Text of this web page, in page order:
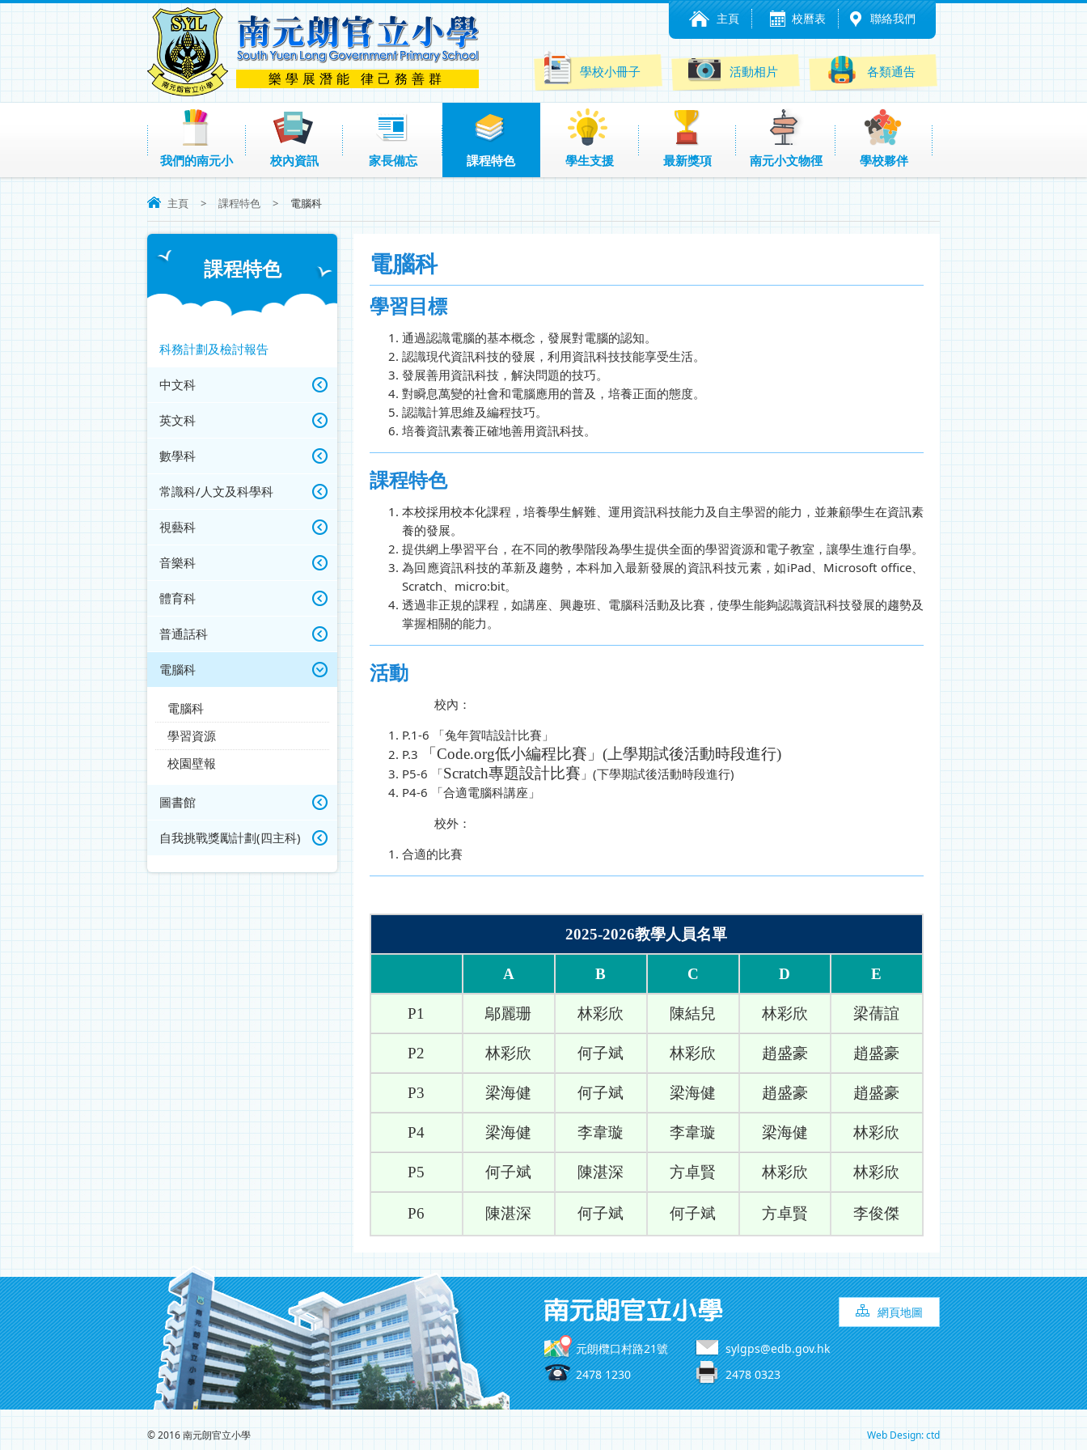
主頁 校曆表 聯絡我們
樂學展潛能 律己務善群 學校小冊子 活動相片 各類通告
我們的南元小 校內資訊 家長備忘 課程特色 學生支援 最新獎項 南元小文物徑 學校夥伴
主頁 > 課程特色 > 電腦科
課程特色
科務計劃及檢討報告
中文科
英文科
數學科
常識科/人文及科學科
視藝科
音樂科
體育科
普通話科
電腦科
電腦科
學習資源
校園壁報
圖書館
自我挑戰獎勵計劃(四主科)
電腦科
學習目標
通過認識電腦的基本概念，發展對電腦的認知。
認識現代資訊科技的發展，利用資訊科技技能享受生活。
發展善用資訊科技，解決問題的技巧。
對瞬息萬變的社會和電腦應用的普及，培養正面的態度。
認識計算思維及編程技巧。
培養資訊素養正確地善用資訊科技。
課程特色
本校採用校本化課程，培養學生解難、運用資訊科技能力及自主學習的能力，並兼顧學生在資訊素
養的發展。
提供網上學習平台，在不同的教學階段為學生提供全面的學習資源和電子教室，讓學生進行自學。
為回應資訊科技的革新及趨勢，本科加入最新發展的資訊科技元素，如iPad、Microsoft office、
Scratch、micro:bit。
透過非正規的課程，如講座、興趣班、電腦科活動及比賽，使學生能夠認識資訊科技發展的趨勢及
掌握相關的能力。
活動
校內：
P.1-6 「兔年賀咭設計比賽」
P.3
「 Code.org低小編程比賽」 (上學期試後活動時段進行)
P5-6 「Scratch專題設計比賽 」(下學期試後活動時段進行)
P4-6 「合適電腦科講座」
校外：
合適的比賽
2025-2026教學人員名單
A B C D E
P1 鄔麗珊 林彩欣 陳結兒 林彩欣 梁蒨誼
P2 林彩欣 何子斌 林彩欣 趙盛豪 趙盛豪
P3 梁海健 何子斌 梁海健 趙盛豪 趙盛豪
P4 梁海健 李韋璇 李韋璇 梁海健 林彩欣
P5 何子斌 陳湛深 方卓賢 林彩欣 林彩欣
P6 陳湛深 何子斌 何子斌 方卓賢 李俊傑
網頁地圖
元朗欖口村路21號
sylgps@edb.gov.hk
2478 1230
2478 0323
© 2016 南元朗官立小學 Web Design: ctd